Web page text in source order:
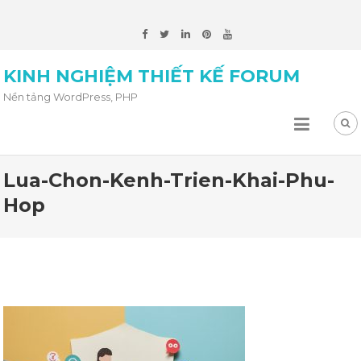
KINH NGHIỆM THIẾT KẾ FORUM
Nền tảng WordPress, PHP
Lua-Chon-Kenh-Trien-Khai-Phu-
Hop